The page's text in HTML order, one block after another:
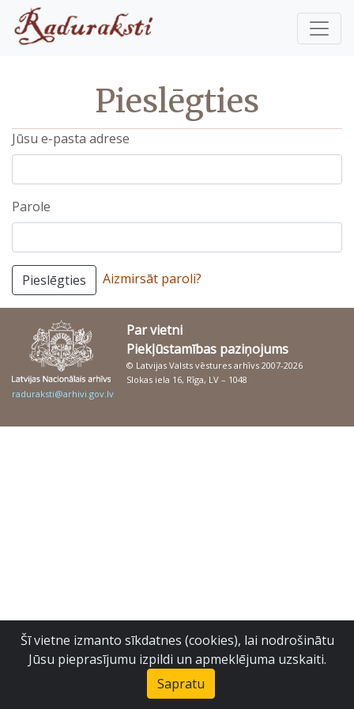
Pieslēgties
Jūsu e-pasta adrese
Parole
Pieslēgties Aizmirsāt paroli?
Par vietni
Piekļūstamības paziņojums
© Latvijas Valsts vēstures arhīvs 2007-2026
Slokas iela 16, Rīga, LV – 1048
raduraksti@arhivi.gov.lv
Šī vietne izmanto sīkdatnes (cookies), lai nodrošinātu
Jūsu pieprasījumu izpildi un apmeklējuma uzskaiti.
Sapratu